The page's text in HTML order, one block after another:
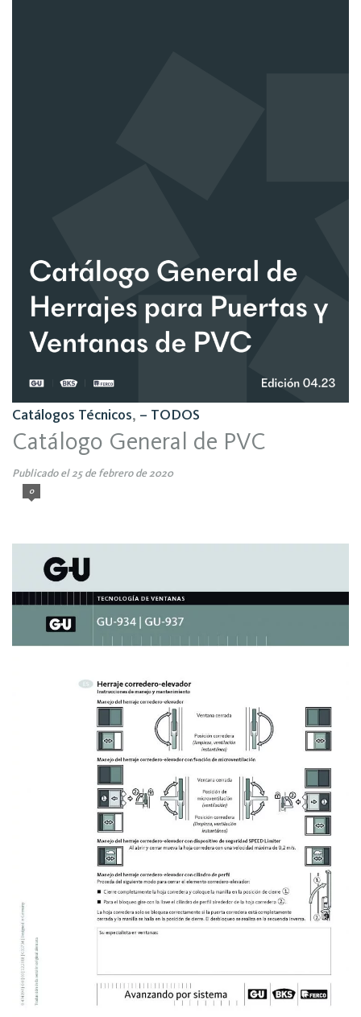
Catálogos Técnicos, – TODOS
Catálogo General de PVC
Publicado el 25 de febrero de 2020
0